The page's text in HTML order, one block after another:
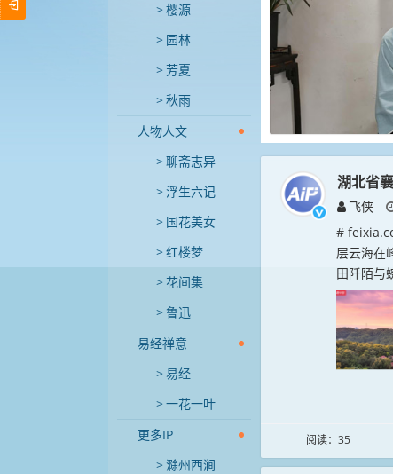
樱源
园林
芳夏
秋雨
人物人文
聊斋志异
浮生六记
国花美女
红楼梦
花间集
鲁迅
易经禅意
易经
一花一叶
更多IP
滁州西涧
湖北省
飞侠
#
层云海在
田阡陌与
阅读：35